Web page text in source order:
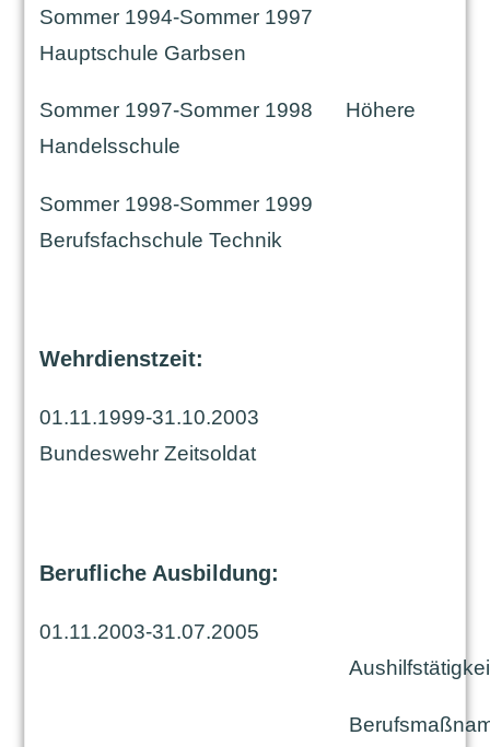
Sommer 1994-Sommer 1997
Hauptschule Garbsen
Sommer 1997-Sommer 1998
Höhere
Handelsschule
Sommer 1998-Sommer 1999
Berufsfachschule Technik
Wehrdienstzeit:
01.11.1999-31.10.2003
Bundeswehr Zeitsoldat
Berufliche Ausbildung:
01.11.2003-31.07.2005